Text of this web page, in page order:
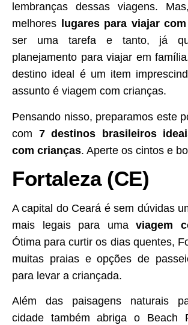
lembranças dessas viagens.
melhores
lugares para viajar
ser uma tarefa e tanto, já
planejamento para viajar em
destino ideal é um item
assunto é viagem com crianças.
Pensando nisso, preparamos este
com 7 destinos brasileiros
com crianças. Aperte os cintos e
Fortaleza (CE)
A capital do Ceará é sem dúvidas
mais legais para uma viagem
Ótima para curtir os dias quentes,
muitas praias e opções de
para levar a criançada.
Além das paisagens naturais
cidade também abriga o Beach